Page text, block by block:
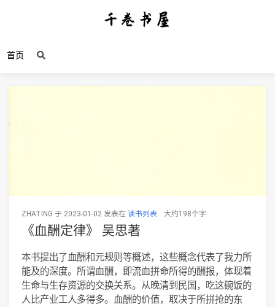
首页
ZHATING 于 2023-01-02 发表在 读书列表 大约198个字
《血酬定律》 吴思著
本书提出了血酬和元规则等概述，这些概念代表了我力所
能及的深度。所谓血酬，即流血拼命所得的酬报，体现着
生命与生存资源的交换关系。从晚清到民国，吃这碗饭的
人比产业工人多得多。血酬的价值，取决于所拼抢的东